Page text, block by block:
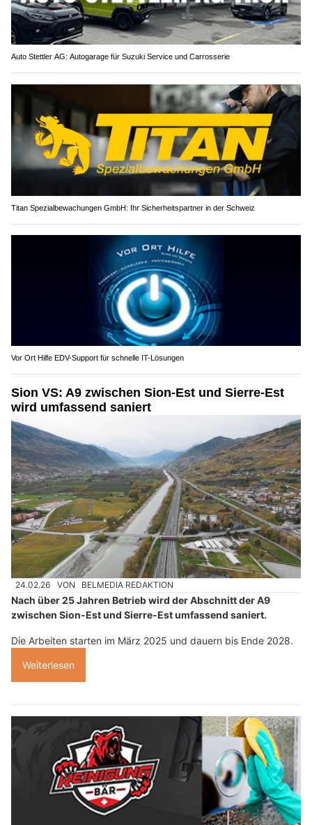
Auto Stettler AG: Autogarage für Suzuki Service und Carrosserie
Titan Spezialbewachungen GmbH: Ihr Sicherheitspartner in der Schweiz
Vor Ort Hilfe EDV-Support für schnelle IT-Lösungen
Sion VS: A9 zwischen Sion-Est und Sierre-Est
wird umfassend saniert
24.02.26 VON BELMEDIA REDAKTION
Nach über 25 Jahren Betrieb wird der Abschnitt der A9
zwischen Sion-Est und Sierre-Est umfassend saniert.
Die Arbeiten starten im März 2025 und dauern bis Ende 2028.
Weiterlesen